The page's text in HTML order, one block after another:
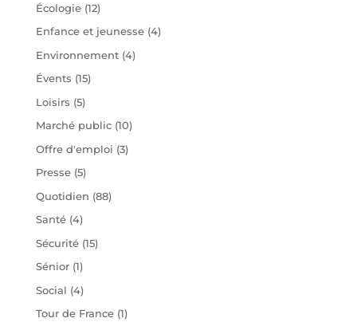
Écologie(12)
Enfance et jeunesse(4)
Environnement(4)
Évents (15)
Loisirs (5)
Marché public(10)
Offre d'emploi (3)
Presse(5)
Quotidien (88)
Santé(4)
Sécurité(15)
Sénior(1)
Social (4)
Tour de France(1)